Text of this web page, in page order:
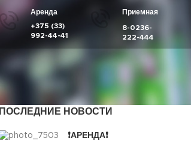
Аренда
+375 (33)
992-44-41
Приемная
8-0236-
222-444
ПОСЛЕДНИЕ НОВОСТИ
❗️АРЕНДА❗️